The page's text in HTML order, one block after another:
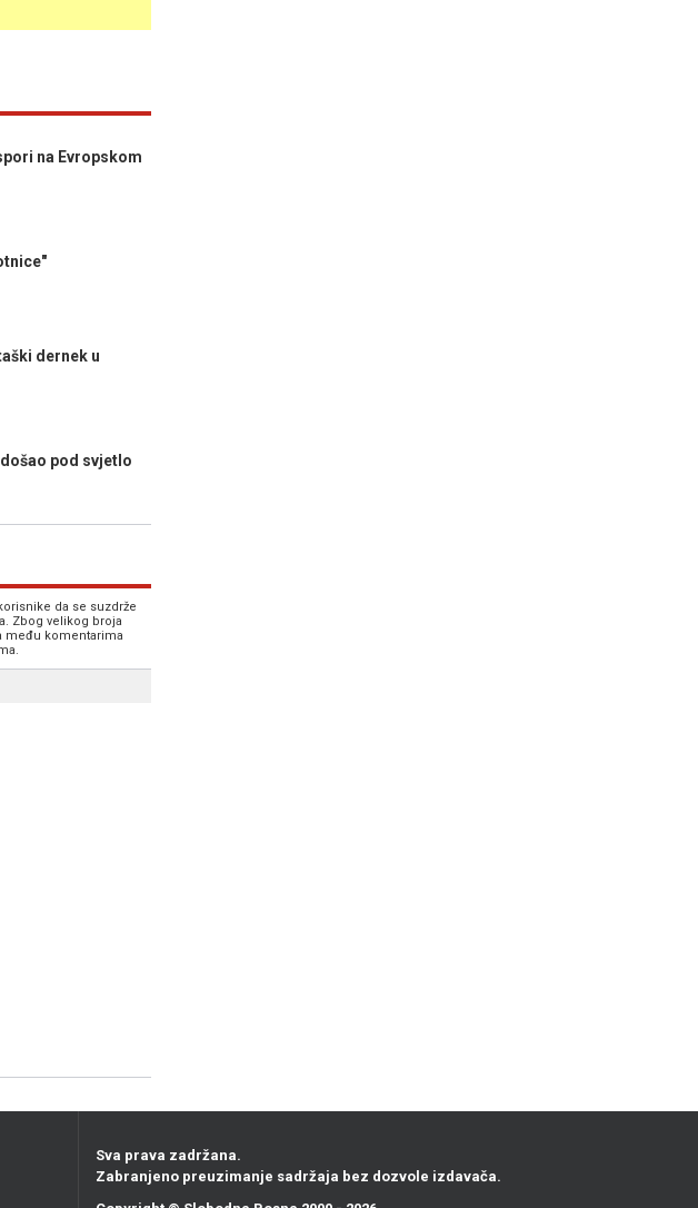
na Evropskom
dernek u
došao pod svjetlo
da se suzdrže
Zbog velikog broja
među komentarima
Sva prava zadržana.
Zabranjeno preuzimanje sadržaja bez dozvole izdavača.